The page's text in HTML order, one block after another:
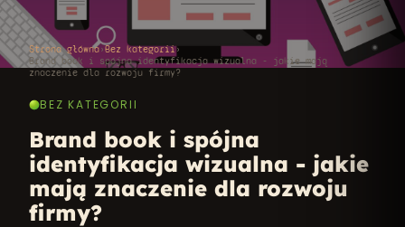
Strona główna›Bez kategorii›
Brand book i spójna identyfikacja wizualna - jakie mają
znaczenie dla rozwoju firmy?
BEZ KATEGORII
Brand book i spójna
identyfikacja wizualna - jakie
mają znaczenie dla rozwoju
firmy?